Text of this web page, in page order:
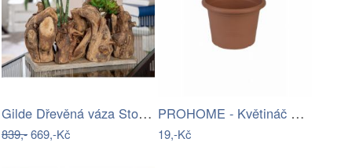
Gilde Dřevěná váza Stormlight
839,-669,-Kč
PROHOME - Květináč CAMPANULA 13 terakota
19,-Kč